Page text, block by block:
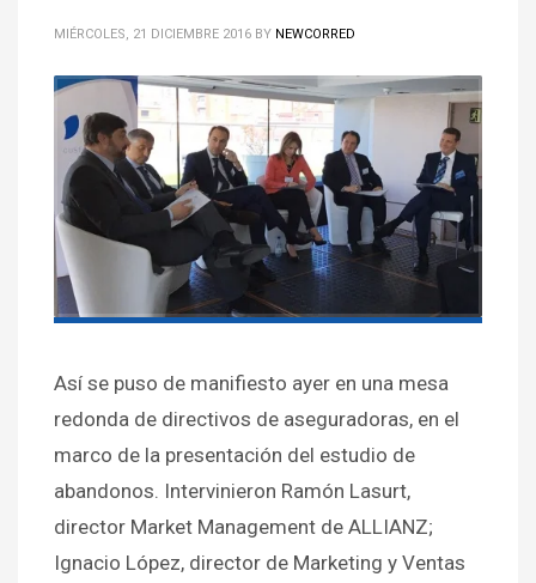
MIÉRCOLES, 21 DICIEMBRE 2016 BY NEWCORRED
Así se puso de manifiesto ayer en una mesa
redonda de directivos de aseguradoras, en el
marco de la presentación del estudio de
abandonos. Intervinieron Ramón Lasurt,
director Market Management de ALLIANZ;
Ignacio López, director de Marketing y Ventas